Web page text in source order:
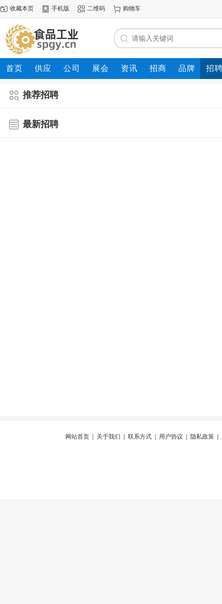
收藏本页 手机版 二维码 购物车
首页 供应 公司 展会 资讯 招商 品牌 招
推荐招聘
最新招聘
网站首页| 关于我们 联系方式| 用户协议 隐私政策|